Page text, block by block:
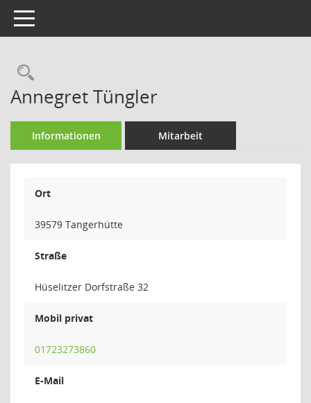
Toggle navigation
Rechercheauswahl
Annegret Tüngler
Informationen Mitarbeit
Ort
39579 Tangerhütte
Straße
Hüselitzer Dorfstraße 32
Mobil privat
01723273860
E-Mail